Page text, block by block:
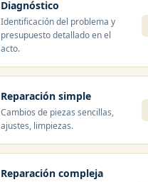
Diagnóstico
Identificación del problema y
presupuesto detallado en el
acto.
Reparación simple
Cambios de piezas sencillas,
ajustes, limpiezas.
Reparación compleja